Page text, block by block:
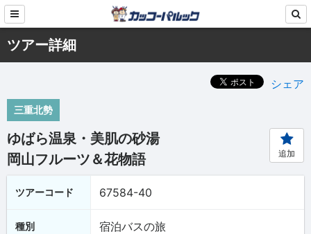
ツアー詳細
シェア
三重北勢
ゆばら温泉・美肌の砂湯
岡山フルーツ＆花物語
追加
ツアーコード 67584-40
種別 宿泊バスの旅